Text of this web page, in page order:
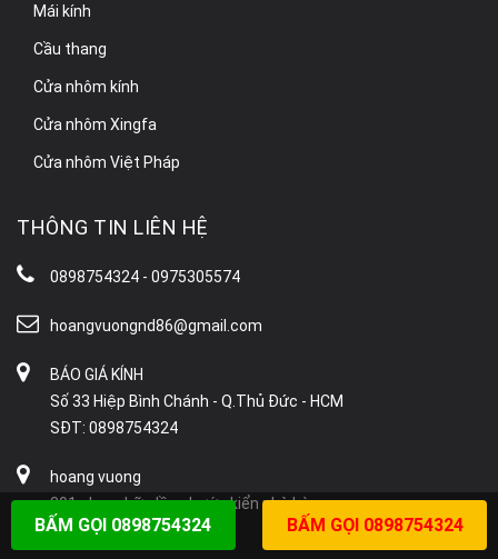
Mái kính
Cầu thang
Cửa nhôm kính
Cửa nhôm Xingfa
Cửa nhôm Việt Pháp
THÔNG TIN LIÊN HỆ
0898754324 - 0975305574
hoangvuongnd86@gmail.com
BÁO GIÁ KÍNH
Số 33 Hiệp Bình Chánh - Q.Thủ Đức - HCM
SĐT: 0898754324
hoang vuong
391 phạm hữu lầu phước kiển nhà bè
SĐT: 0975305574
BẤM GỌI 0898754324 BẤM GỌI 0898754324